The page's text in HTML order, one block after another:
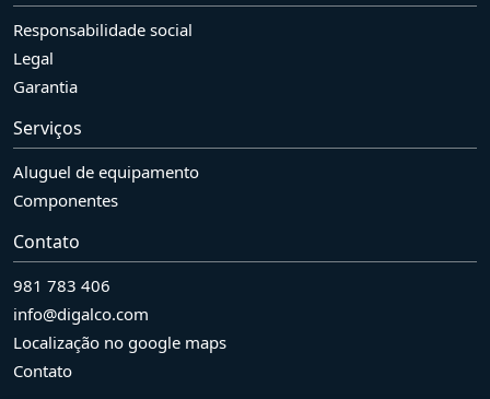
Responsabilidade social
Legal
Garantia
Serviços
Aluguel de equipamento
Componentes
Contato
981 783 406
info@digalco.com
Localização no google maps
Contato